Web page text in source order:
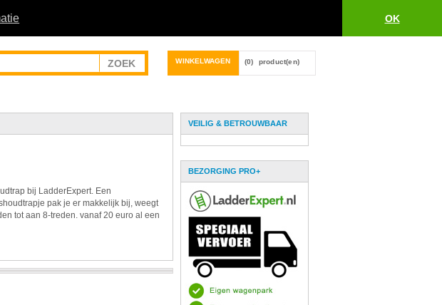
OK
WINKELWAGEN (0) product(en)
bij LadderExpert. Een
pak je er makkelijk bij, weegt
tot aan 8-treden. vanaf 20 euro al een
VEILIG & BETROUWBAAR
BEZORGING PRO+